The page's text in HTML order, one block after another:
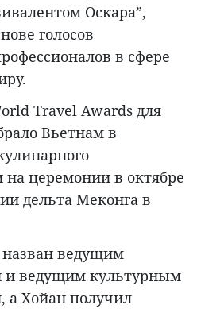
Оскара”,
голосов
в сфере
Travel Awards для
Вьетнам в
церемонии в октябре
дельта Меконга в
ведущим
и ведущим культурным
а Хойан получил